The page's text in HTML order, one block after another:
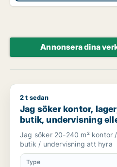
Annonsera dina
Jag söker kontor, lager,
2 t sedan
Jag söker kontor,
butik, undervisning
uthyrning i Stockholm
Jag söker 20-240 m² kontor
butik / undervisning att hyra
Type